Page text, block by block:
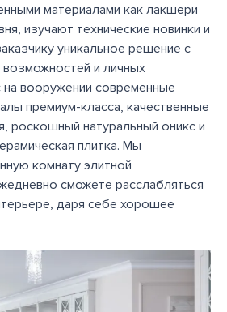
материалами как лакшери
изучают технические новинки и
уникальное решение с
и личных
на вооружении современные
премиум-класса, качественные
роскошный натуральный оникс и
плитка. Мы
комнату элитной
сможете расслабляться
даря себе хорошее